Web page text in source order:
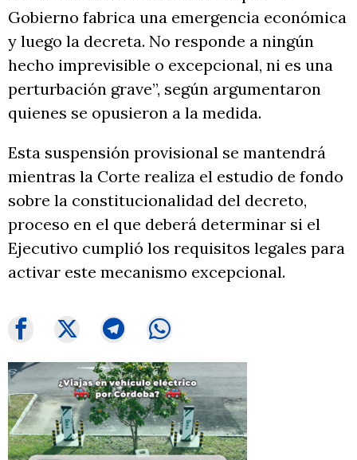
Gobierno fabrica una emergencia económica
y luego la decreta. No responde a ningún
hecho imprevisible o excepcional, ni es una
perturbación grave”, según argumentaron
quienes se opusieron a la medida.
Esta suspensión provisional se mantendrá
mientras la Corte realiza el estudio de fondo
sobre la constitucionalidad del decreto,
proceso en el que deberá determinar si el
Ejecutivo cumplió los requisitos legales para
activar este mecanismo excepcional.